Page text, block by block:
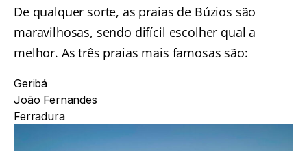
De qualquer sorte, as praias de Búzios são
maravilhosas, sendo difícil escolher qual a
melhor. As três praias mais famosas são:
Geribá
João Fernandes
Ferradura